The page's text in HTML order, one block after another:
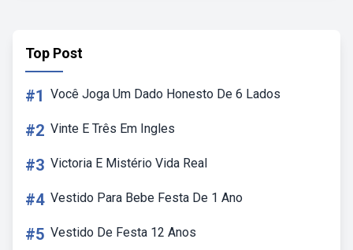
Top Post
#1 Você Joga Um Dado Honesto De 6 Lados
#2 Vinte E Três Em Ingles
#3 Victoria E Mistério Vida Real
#4 Vestido Para Bebe Festa De 1 Ano
#5 Vestido De Festa 12 Anos